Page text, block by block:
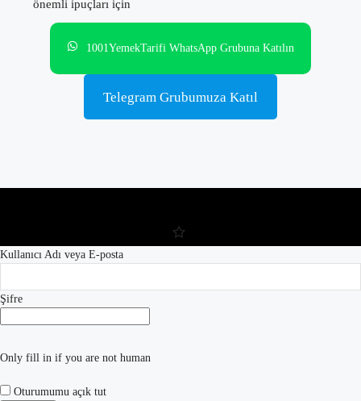
önemli ipuçları için
1001YemekTarifi WhatsApp Grubuna Katılın
Telegram Grubumuza Katıl
Kullanıcı Adı veya E-posta
Şifre
Only fill in if you are not human
Oturumumu açık tut